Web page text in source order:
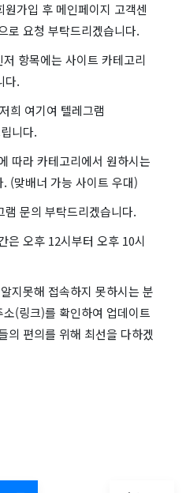
가입 후 메인페이지 고객센
로 요청 부탁드리겠습니다.
항목에는 사이트 카테고리
다.
희 여기여 텔레그램
니다.
따라 카테고리에서 원하시는
(맞배너 가능 사이트 우대)
문의 부탁드리겠습니다.
은 오후 12시부터 오후 10시
지못해 접속하지 못하시는 분
(링크)를 확인하여 업데이트
의 편의를 위해 최선을 다하겠